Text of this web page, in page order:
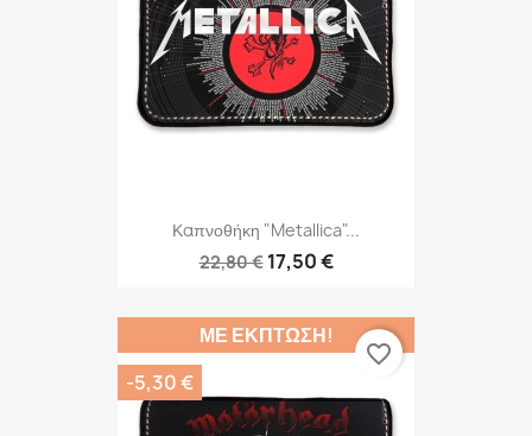
Καπνοθήκη "Metallica"...
22,80 € 17,50 €
ΜΕ ΈΚΠΤΩΣΗ!
-5,30 €
favorite_border